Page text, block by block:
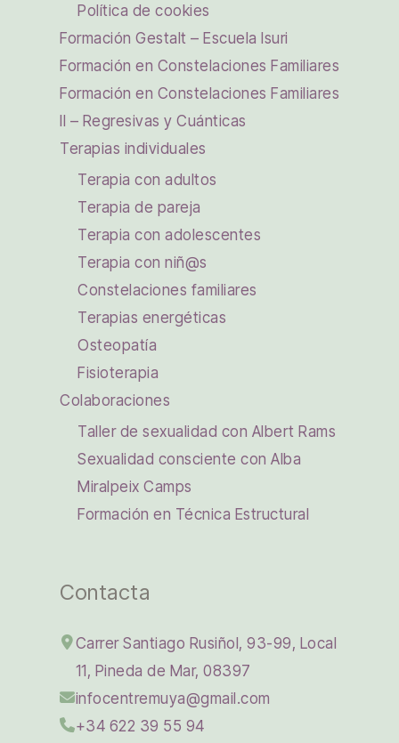
Política de cookies
Formación Gestalt – Escuela Isuri
Formación en Constelaciones Familiares
Formación en Constelaciones Familiares
II – Regresivas y Cuánticas
Terapias individuales
Terapia con adultos
Terapia de pareja
Terapia con adolescentes
Terapia con niñ@s
Constelaciones familiares
Terapias energéticas
Osteopatía
Fisioterapia
Colaboraciones
Taller de sexualidad con Albert Rams
Sexualidad consciente con Alba
Miralpeix Camps
Formación en Técnica Estructural
Contacta
Carrer Santiago Rusiñol, 93-99, Local
11, Pineda de Mar, 08397
infocentremuya@gmail.com
+34 622 39 55 94